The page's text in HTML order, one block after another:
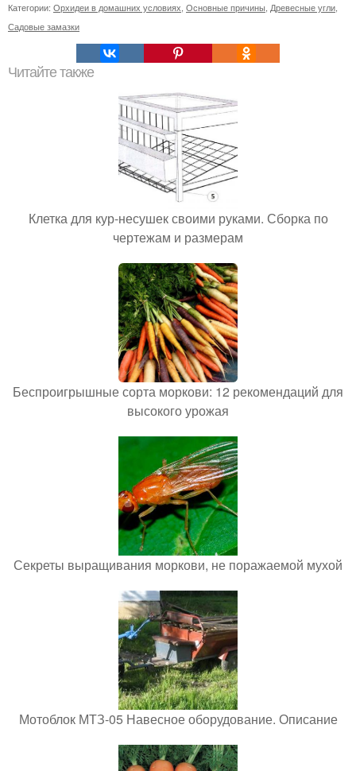
Категории: Орхидеи в домашних условиях Основные причины Древесные угли
Садовые замазки
Читайте также
Клетка для кур-несушек своими руками. Сборка по
чертежам и размерам
Беспроигрышные сорта моркови: 12 рекомендаций для
высокого урожая
Секреты выращивания моркови, не поражаемой мухой
Мотоблок МТЗ-05 Навесное оборудование. Описание